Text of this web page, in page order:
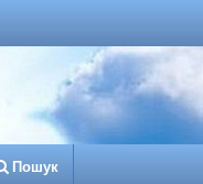
Пошук